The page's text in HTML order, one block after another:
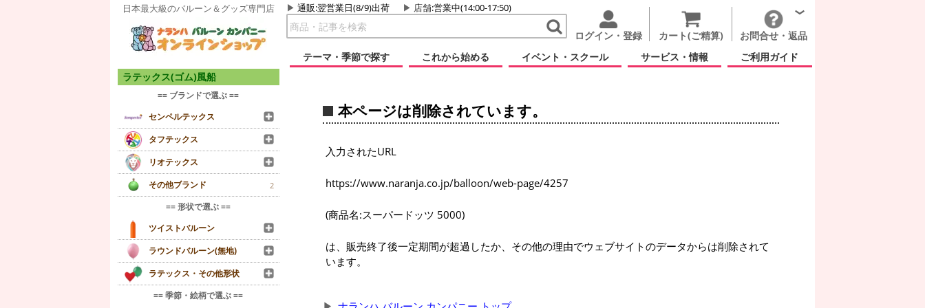
日本最大級のバルーン＆グッズ専門店 通販:翌営業日(8/9)出荷 店舗:営業中(14:00-17:50)
ログイン・登録 カート(ご精算)
お問合せ・返品
テーマ・季節で探す
これから始める イベント・スクール サービス・情報 ご利用ガイド
ラテックス(ゴム)風船
== ブランドで選ぶ ==
センペルテックス
タフテックス
リオテックス
その他ブランド
2
== 形状で選ぶ ==
ツイストバルーン
ラウンドバルーン(無地)
ラテックス・その他形状
== 季節・絵柄で選ぶ ==
本ページは削除されています。
入力されたURL
https://www.naranja.co.jp/balloon/web-page/4257
(商品名:スーパードッツ 5000)
は、販売終了後一定期間が超過したか、その他の理由でウェブサイトのデータからは削除されて
います。